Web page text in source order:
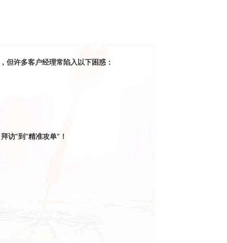
但许多客户经理常陷入以下困惑：
访”到“精准攻单”！